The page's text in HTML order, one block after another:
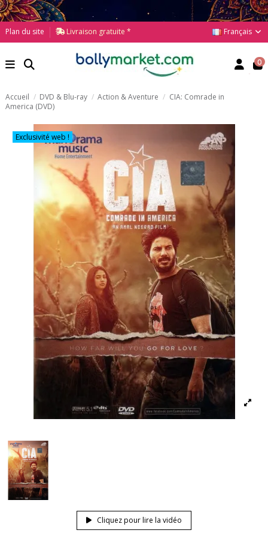
Plan du site Livraison gratuite * Français
0
Accueil DVD & Blu-ray Action & Aventure
CIA: Comrade in
America (DVD)
Exclusivité web !
Cliquez pour lire la vidéo